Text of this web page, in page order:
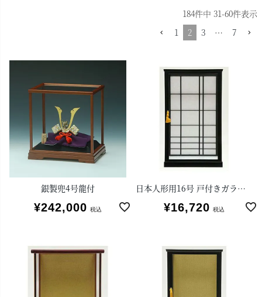
184件中 31-60件表示
1
2 3 … 7
銀製兜4号龍付
¥242,000 税込
日本人形用16号 戸付きガラスケース格子
¥16,720 税込